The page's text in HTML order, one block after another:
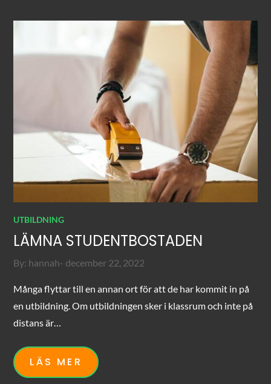
UTBILDNING
LÄMNA STUDENTBOSTADEN
By: hannah Posted
december 22, 2022
Många flyttar till en annan ort för att de har kommit in på
en utbildning. Om utbildningen sker i klassrum och inte på
distans är…
LÄS MER